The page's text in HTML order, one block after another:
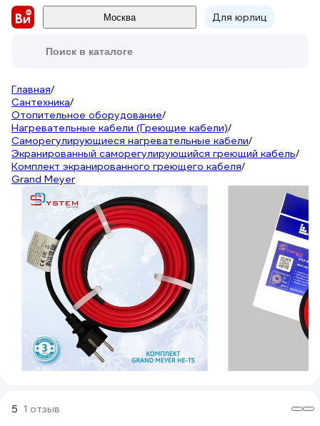
Москва Для юрлиц
Поиск в каталоге
Главная/
Сантехника/
Отопительное оборудование/
Нагревательные кабели (Греющие кабели)/
Саморегулирующиеся нагревательные кабели/
Экранированный саморегулирующийся греющий кабель/
Комплект экранированного греющего кабеля/
Grand Meyer
5 1 отзыв